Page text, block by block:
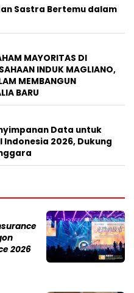
Sastra Bertemu dalam
MAYORITAS DI
INDUK MAGLIANO,
MEMBANGUN
BARU
Data untuk
Indonesia 2026, Dukung
2026